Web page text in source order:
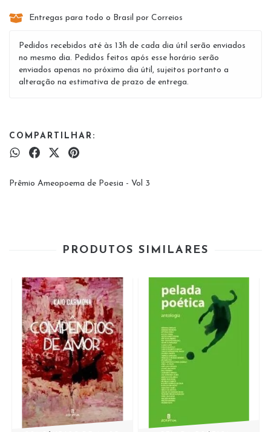
Entregas para todo o Brasil por Correios
Pedidos recebidos até às 13h de cada dia útil serão enviados
no mesmo dia. Pedidos feitos após esse horário serão
enviados apenas no próximo dia útil, sujeitos portanto a
alteração na estimativa de prazo de entrega.
COMPARTILHAR:
Prêmio Ameopoema de Poesia - Vol 3
PRODUTOS SIMILARES